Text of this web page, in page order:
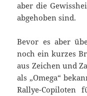
aber die
abgehoben sind.
Bevor es aber
noch ein kurzes
aus Zeichen und
als „Omega“
Rallye-